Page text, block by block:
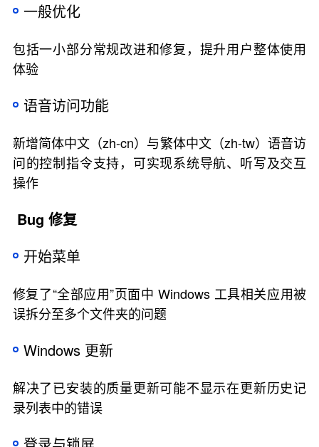
一般优化
包括一小部分常规改进和修复，提升用户整体使用
体验
语音访问功能
新增简体中文（zh-cn）与繁体中文（zh-tw）语音访
问的控制指令支持，可实现系统导航、听写及交互
操作
Bug 修复
开始菜单
修复了“全部应用”页面中 Windows 工具相关应用被
误拆分至多个文件夹的问题
Windows 更新
解决了已安装的质量更新可能不显示在更新历史记
录列表中的错误